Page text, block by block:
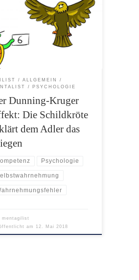
Agilist nahm den Neuen zur
und sagte vorsichtig: “Weißt
bevor du die Arbeit der
so kritisierst, solltest du
vielleicht erst mal intensiver
selbst beschäftigen. Du
erst seit einer Woche
in Frage.” “Ja, aber klar […]
ALLGEMEIN
PSYCHOLOGIE
Dunning-Kruger
Die Schildkröte
dem Adler das
Psychologie
mentagilist
am 12. Mai 2018